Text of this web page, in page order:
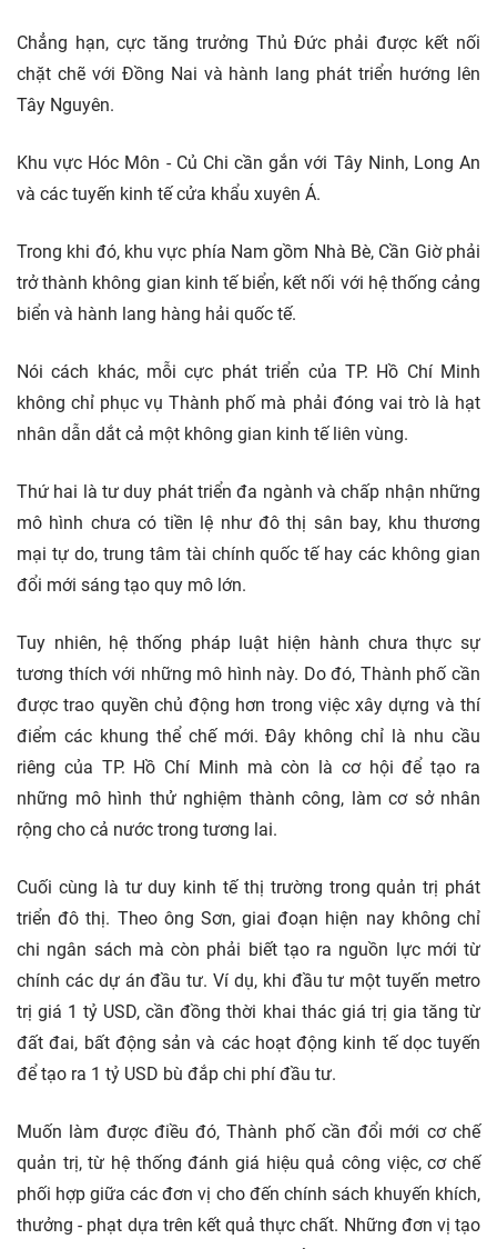
Chẳng hạn, cực tăng trưởng Thủ Đức phải được kết nối
chặt chẽ với Đồng Nai và hành lang phát triển hướng lên
Tây Nguyên.
Khu vực Hóc Môn - Củ Chi cần gắn với Tây Ninh, Long An
và các tuyến kinh tế cửa khẩu xuyên Á.
Trong khi đó, khu vực phía Nam gồm Nhà Bè, Cần Giờ phải
trở thành không gian kinh tế biển, kết nối với hệ thống cảng
biển và hành lang hàng hải quốc tế.
Nói cách khác, mỗi cực phát triển của TP. Hồ Chí Minh
không chỉ phục vụ Thành phố mà phải đóng vai trò là hạt
nhân dẫn dắt cả một không gian kinh tế liên vùng.
Thứ hai là tư duy phát triển đa ngành và chấp nhận những
mô hình chưa có tiền lệ như đô thị sân bay, khu thương
mại tự do, trung tâm tài chính quốc tế hay các không gian
đổi mới sáng tạo quy mô lớn.
Tuy nhiên, hệ thống pháp luật hiện hành chưa thực sự
tương thích với những mô hình này. Do đó, Thành phố cần
được trao quyền chủ động hơn trong việc xây dựng và thí
điểm các khung thể chế mới. Đây không chỉ là nhu cầu
riêng của TP. Hồ Chí Minh mà còn là cơ hội để tạo ra
những mô hình thử nghiệm thành công, làm cơ sở nhân
rộng cho cả nước trong tương lai.
Cuối cùng là tư duy kinh tế thị trường trong quản trị phát
triển đô thị. Theo ông Sơn, giai đoạn hiện nay không chỉ
chi ngân sách mà còn phải biết tạo ra nguồn lực mới từ
chính các dự án đầu tư. Ví dụ, khi đầu tư một tuyến metro
trị giá 1 tỷ USD, cần đồng thời khai thác giá trị gia tăng từ
đất đai, bất động sản và các hoạt động kinh tế dọc tuyến
để tạo ra 1 tỷ USD bù đắp chi phí đầu tư.
Muốn làm được điều đó, Thành phố cần đổi mới cơ chế
quản trị, từ hệ thống đánh giá hiệu quả công việc, cơ chế
phối hợp giữa các đơn vị cho đến chính sách khuyến khích,
thưởng - phạt dựa trên kết quả thực chất. Những đơn vị tạo